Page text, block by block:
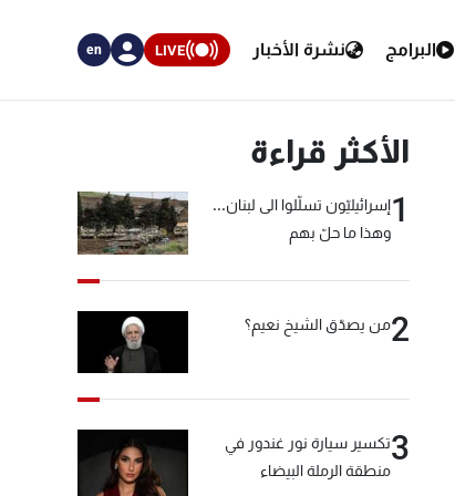
البرامج نشرة الأخبار LIVE
en
الأكثر قراءة
1إسرائيليّون تسلّلوا الى لبنان...
وهذا ما حلّ بهم
2من يصدّق الشيخ نعيم؟
3تكسير سيارة نور غندور في
منطقة الرملة البيضاء